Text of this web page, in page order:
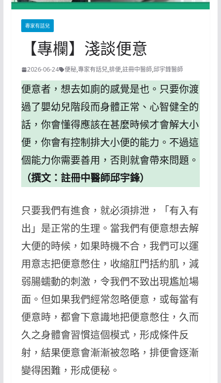
專家有話兒
【專欄】淺談便意
2026-06-24 便秘,專家有話兒,排便,註冊中醫師,邱宇鋒醫師
便意者，想去如廁的感覺是也。只要你渡
過了嬰幼兒階段而身體正常、心智健全的
話，你會懂得應該在甚麼時候才會解大小
便，你會有控制排大小便的能力。不過這
個能力你需要善用，否則就會帶來問題。
（撰文：註冊中醫師邱宇鋒）
只要我們有進食，就必須排泄，「有入有
出」是正常的生理。當我們有便意想去解
大便的時候，如果時機不合，我們可以運
用意志把便意憋住，收縮肛門括約肌，減
弱腸蠕動的刺激，令我們不致出現尷尬場
面。但如果我們經常忽略便意，或每當有
便意時，都會下意識地把便意憋住，久而
久之身體會習慣這個模式，形成條件反
射，結果便意會漸漸被忽略，排便會逐漸
變得困難，形成便秘。